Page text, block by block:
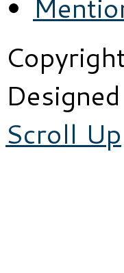
Scroll Up